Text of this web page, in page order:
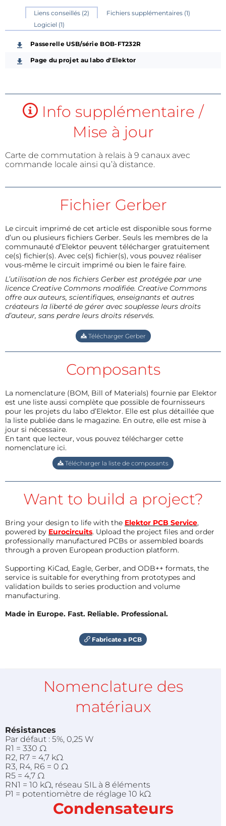
Liens conseillés (2)
Fichiers supplémentaires (1)
Logiciel (1)
Passerelle USB/série BOB-FT232R
Page du projet au labo d'Elektor
Info supplémentaire /
Mise à jour
Carte de commutation à relais à 9 canaux avec
commande locale ainsi qu’à distance.
Fichier Gerber
Le circuit imprimé de cet article est disponible sous forme
d’un ou plusieurs fichiers Gerber. Seuls les membres de la
communauté d’Elektor peuvent télécharger gratuitement
ce(s) fichier(s). Avec ce(s) fichier(s), vous pouvez réaliser
vous-même le circuit imprimé ou bien le faire faire.
L’utilisation de nos fichiers Gerber est protégée par une
licence Creative Commons modifiée. Creative Commons
offre aux auteurs, scientifiques, enseignants et autres
créateurs la liberté de gérer avec souplesse leurs droits
d’auteur, sans perdre leurs droits réservés.
Télécharger Gerber
Composants
La nomenclature (BOM, Bill of Materials) fournie par Elektor
est une liste aussi complète que possible de fournisseurs
pour les projets du labo d’Elektor. Elle est plus détaillée que
la liste publiée dans le magazine. En outre, elle est mise à
jour si nécessaire.
En tant que lecteur, vous pouvez télécharger cette
nomenclature ici.
Télécharger la liste de composants
Want to build a project?
Bring your design to life with the Elektor PCB Service,
powered by Eurocircuits. Upload the project files and order
professionally manufactured PCBs or assembled boards
through a proven European production platform.
Supporting KiCad, Eagle, Gerber, and ODB++ formats, the
service is suitable for everything from prototypes and
validation builds to series production and volume
manufacturing.
Made in Europe. Fast. Reliable. Professional.
Fabricate a PCB
Nomenclature des
matériaux
Résistances
Par défaut : 5%, 0,25 W
R1 = 330 Ω
R2, R7 = 4,7 kΩ
R3, R4, R6 = 0 Ω
R5 = 4,7 Ω
RN1 = 10 kΩ, réseau SIL à 8 éléments
P1 = potentiomètre de réglage 10 kΩ
Condensateurs